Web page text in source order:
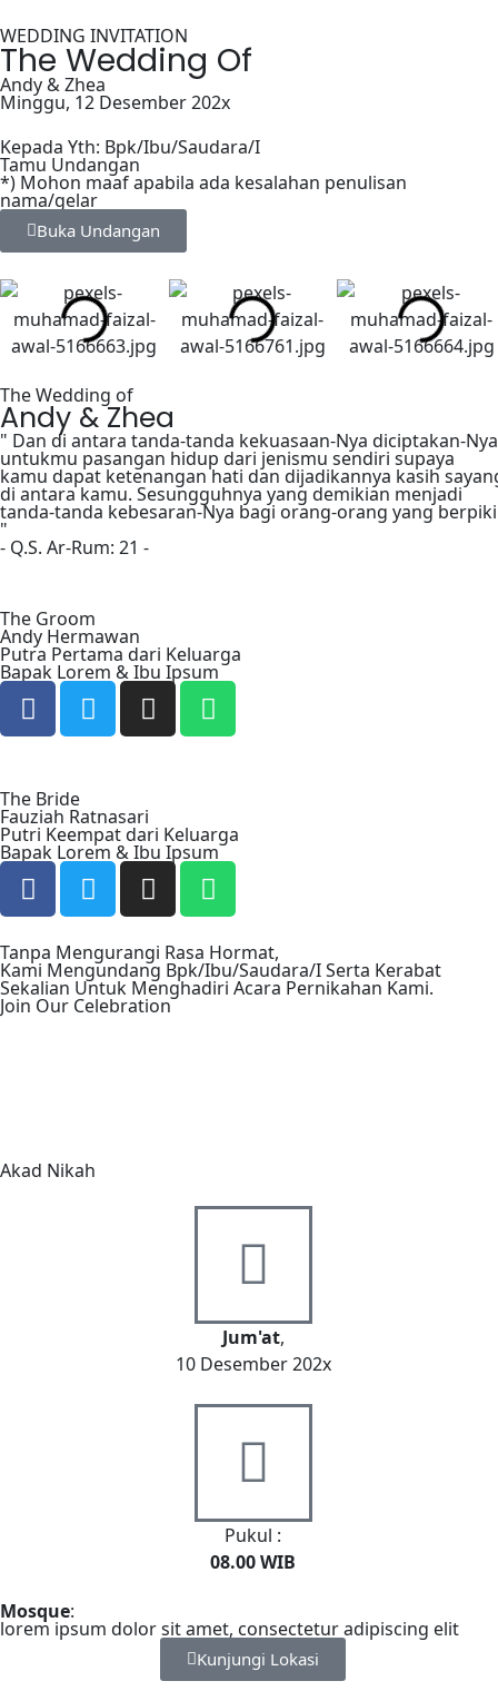
WEDDING INVITATION
The Wedding Of
Andy & Zhea
Minggu, 12 Desember 202x
Kepada Yth: Bpk/Ibu/Saudara/I
Tamu Undangan
*) Mohon maaf apabila ada kesalahan penulisan
nama/gelar
Buka Undangan
The Wedding of
Andy & Zhea
" Dan di antara tanda-tanda kekuasaan-Nya diciptakan-Nya
untukmu pasangan hidup dari jenismu sendiri supaya
kamu dapat ketenangan hati dan dijadikannya kasih
di antara kamu. Sesungguhnya yang demikian menjadi
tanda-tanda kebesaran-Nya bagi orang-orang yang
"
- Q.S. Ar-Rum: 21 -
The Groom
Andy Hermawan
Putra Pertama dari Keluarga
Bapak Lorem & Ibu Ipsum
The Bride
Fauziah Ratnasari
Putri Keempat dari Keluarga
Bapak Lorem & Ibu Ipsum
Tanpa Mengurangi Rasa Hormat,
Kami Mengundang Bpk/Ibu/Saudara/I Serta Kerabat
Sekalian Untuk Menghadiri Acara Pernikahan Kami.
Join Our Celebration
Akad Nikah
Jum'at,
10 Desember 202x
Pukul :
08.00 WIB
Mosque:
lorem ipsum dolor sit amet, consectetur adipiscing elit
Kunjungi Lokasi